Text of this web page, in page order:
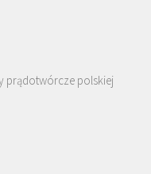
prądotwórcze polskiej